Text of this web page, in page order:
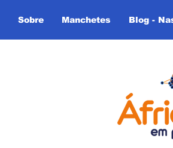
Sobre Manchetes Blog -